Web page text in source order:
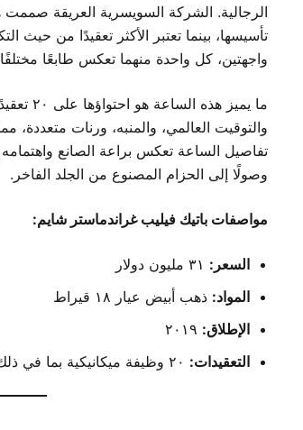
تأسيسها، بينما تعتبر الأكثر تعقيدًا من حيث
واجهتين، كل واحدة منهما تعكس طابعًا
ما يميز
والتوقيت العالمي، والمنبه، ورنات
تفاصيل الساعة تعكس براعة الصانع واهتمامه
وصولًا إلى الحزام المصنوع من الجلد الفاخر.
مواصفات باتيك فيليب غراندماستر شايم:
السعر:
المواد: ذهب أبيض عيار ١٨ قيراط
الإطلاق:
التعقيدات: